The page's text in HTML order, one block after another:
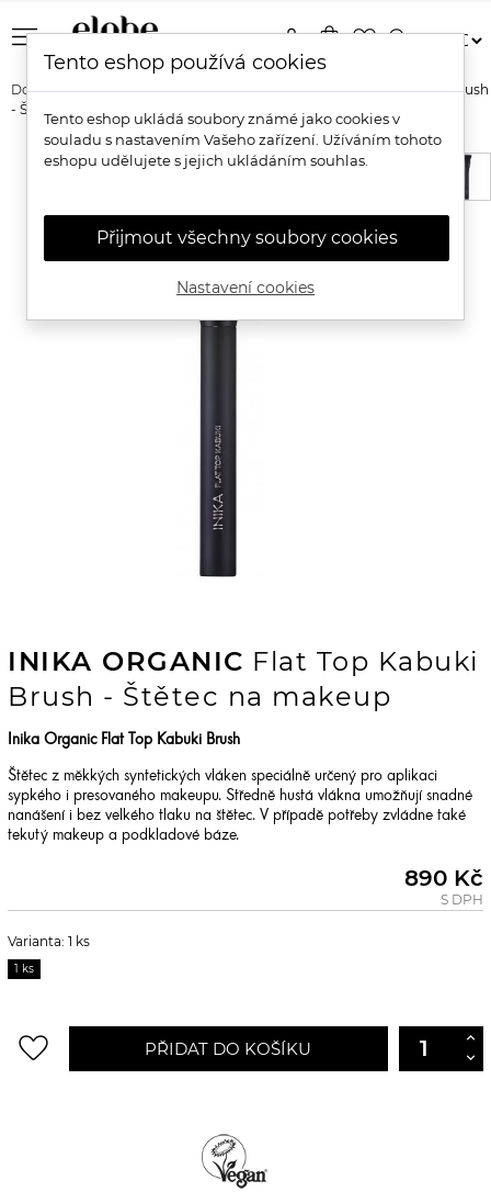
menu shopping_bagfavorite_bordersearch
person
Domů Značky Inika Organic
Inika Organic Flat Top Kabuki Brush
- Štětec na makeup
INIKA ORGANIC Flat Top Kabuki
Brush - Štětec na makeup
Inika Organic Flat Top Kabuki Brush
Štětec z měkkých syntetických vláken speciálně určený pro aplikaci
sypkého i presovaného makeupu. Středně hustá vlákna umožňují snadné
nanášení i bez velkého tlaku na štětec. V případě potřeby zvládne také
tekutý makeup a podkladové báze.
890 Kč
S DPH
Varianta: 1 ks
1 ks
favorite_border PŘIDAT DO KOŠÍKU
Tento eshop používá cookies
Tento eshop ukládá soubory známé jako cookies v
souladu s nastavením Vašeho zařízení. Užíváním tohoto
eshopu udělujete s jejich ukládáním souhlas.
Přijmout všechny soubory cookies
Nastavení cookies